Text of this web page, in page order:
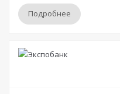
Подробнее
Условия